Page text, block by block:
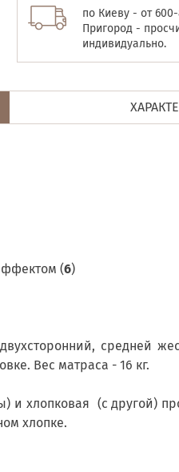
по Киеву - от
Пригород -
индивидуально.
(6)
средней
Вес матраса - 16 кг.
и хлопковая (с другой)
хлопке.